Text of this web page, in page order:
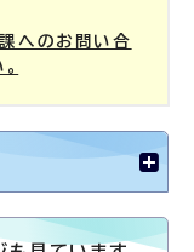
へのお問い合